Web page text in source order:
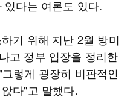
다는 여론도 있다.
기 위해 지난 2월 방미
고 정부 입장을 정리한
렇게 굉장히 비판적인
다"고 말했다.